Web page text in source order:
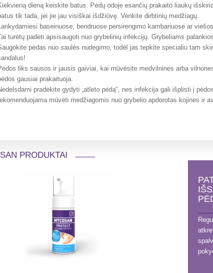
dieną keiskite batus. Pėdų odoje esančių prakaito liaukų
tik tada, jei jie jau visiškai išdžiūvę. Venkite dirbtinių medžiagų.
baseinuose, bendruose persirengimo kambariuose ar
turėtų padėti apsisaugoti nuo grybelinių infekcijų. Grybeliams
pėdas nuo saulės nudegimo, todėl jas tepkite specialiu tam
liks sausos ir jausis gaiviai, kai mūvėsite medvilnines arba
gausiai prakaituoja.
pradėkite gydyti „atleto pėdą“, nes infekcija gali išplisti į
mūvėti medžiagomis nuo grybelio apdorotas kojines ir
PRODUKTAI